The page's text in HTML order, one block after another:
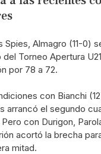
Spies, Almagro (11-0)
Torneo Apertura
por 78 a 72.
con Bianchi
arrancó el segundo
con Durigon,
acortó la brecha
mitad.